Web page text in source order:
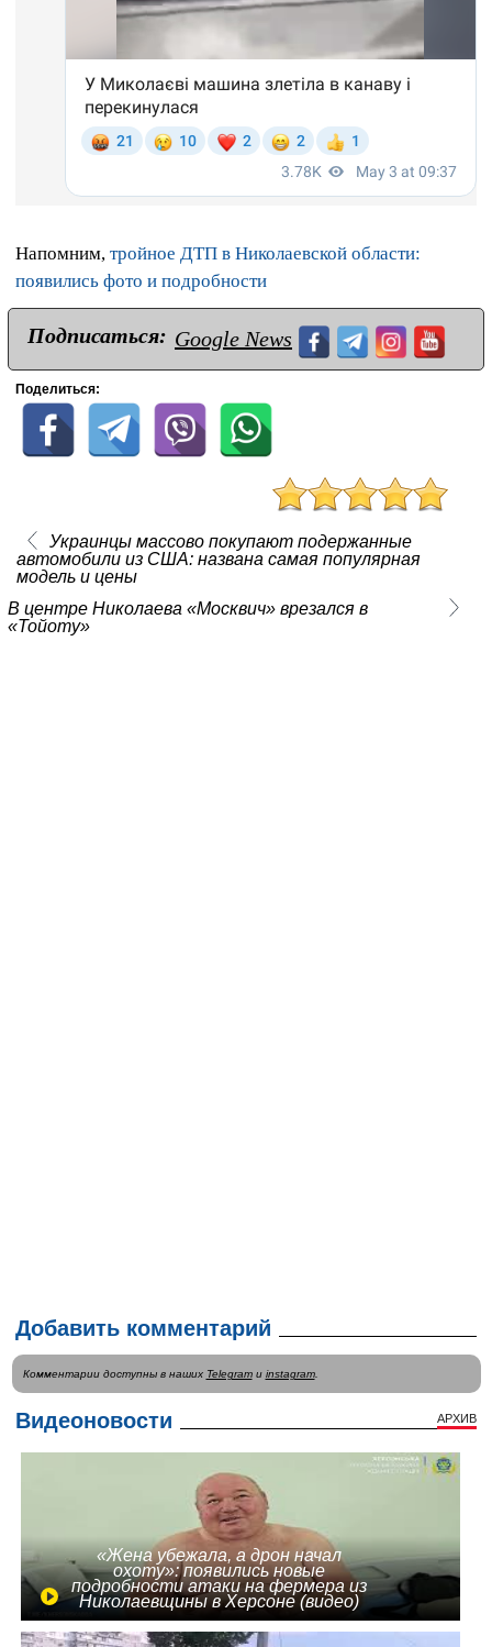
Напомним, тройное ДТП в Николаевской области:
появились фото и подробности
Подписаться: Google News
Поделиться:
Украинцы массово покупают подержанные
автомобили из США: названа самая популярная
модель и цены
В центре Николаева «Москвич» врезался в
«Тойоту»
Добавить комментарий
Комментарии доступны в наших Telegramи instagram.
Видеоновости АРХИВ
«Жена убежала, а дрон начал
охоту»: появились новые
подробности атаки на фермера из
Николаевщины в Херсоне (видео)